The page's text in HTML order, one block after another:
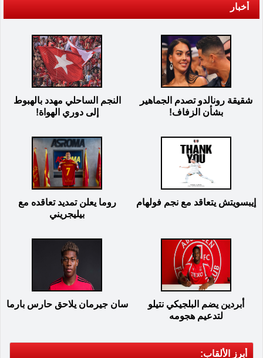
أخبار
شقيقة رونالدو تصدم الجماهير
بشأن الزفاف!
النجم الساحلي مهدد بالهبوط
إلى دوري الهواة!
إيبسويتش يتعاقد مع نجم فولهام
روما يعلن تمديد تعاقده مع
بيليجريني
أبردين يضم البلجيكي نتيلو
لتدعيم هجومه
سان جيرمان يلاحق حارس بارما
أبرز الألقاب: